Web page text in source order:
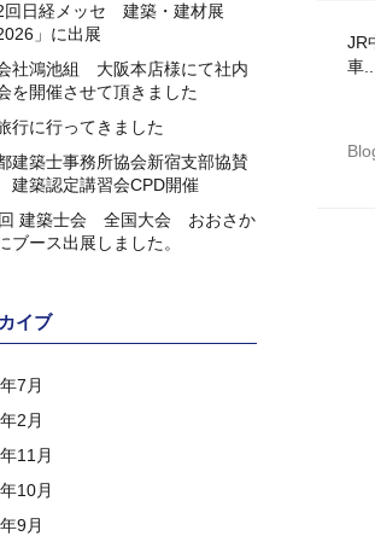
2回日経メッセ 建築・建材展
」に出展
社鴻池組 大阪本店様にて社内
を開催させて頂きました
行に行ってきました
建築士事務所協会新宿支部協賛
築認定講習会CPD開催
建築士会 全国大会 おおさか
ブース出展しました。
イブ
7月
2月
11月
10月
9月
JR
車